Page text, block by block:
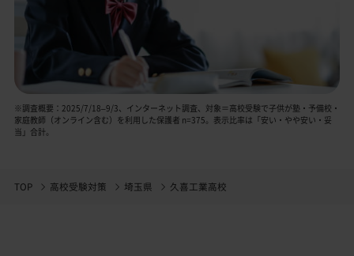
※調査概要：2025/7/18–9/3、インターネット調査、対象＝高校受験で子供が塾・予備校・
家庭教師（オンライン含む）を利用した保護者 n=375。表示比率は「安い・やや安い・妥
当」合計。
TOP 高校受験対策 埼玉県 久喜工業高校